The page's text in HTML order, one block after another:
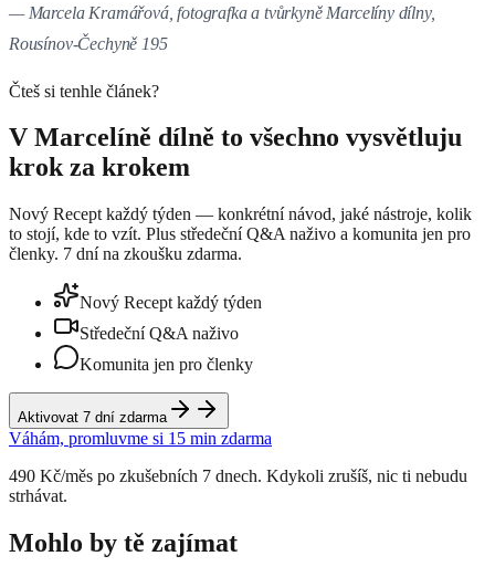
— Marcela Kramářová, fotografka a tvůrkyně Marcelíny dílny,
Rousínov-Čechyně 195
Čteš si tenhle článek?
V Marcelíně dílně to všechno vysvětluju
krok za krokem
Nový Recept každý týden — konkrétní návod, jaké nástroje, kolik
to stojí, kde to vzít. Plus středeční Q&A naživo a komunita jen pro
členky. 7 dní na zkoušku zdarma.
Nový Recept každý týden
Středeční Q&A naživo
Komunita jen pro členky
Aktivovat 7 dní zdarma
Váhám, promluvme si 15 min zdarma
490 Kč/měs po zkušebních 7 dnech. Kdykoli zrušíš, nic ti nebudu
strhávat.
Mohlo by tě zajímat